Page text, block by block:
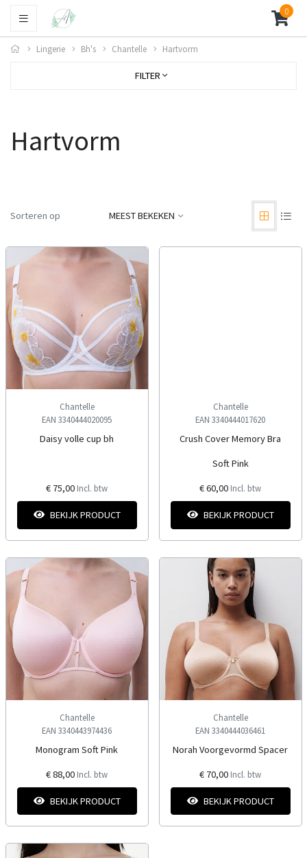
0
Lingerie Bh's Chantelle Hartvorm
FILTER
Hartvorm
Sorteren op MEEST BEKEKEN
Chantelle
EAN 3340444020095
Daisy volle cup bh
€ 75,00 Incl. btw
BEKIJK PRODUCT
Chantelle
EAN 3340444017620
Crush Cover Memory Bra
Soft Pink
€ 60,00 Incl. btw
BEKIJK PRODUCT
Chantelle
EAN 3340443974436
Monogram Soft Pink
€ 88,00 Incl. btw
BEKIJK PRODUCT
Chantelle
EAN 3340444036461
Norah Voorgevormd Spacer
€ 70,00 Incl. btw
BEKIJK PRODUCT